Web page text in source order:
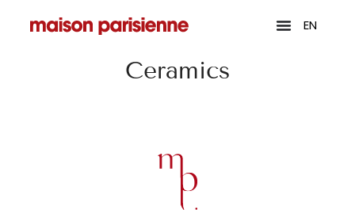
EN
Ceramics